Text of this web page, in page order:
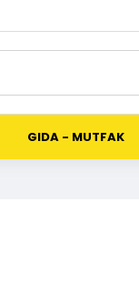
GIDA - MUTFAK